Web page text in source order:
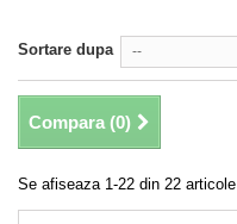
Sortare dupa --
Compara (0)
Se afiseaza 1-22 din 22 articole